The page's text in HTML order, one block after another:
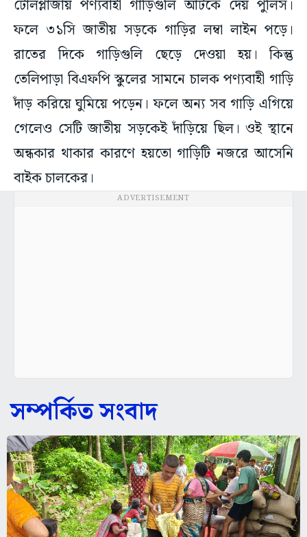
টোলপ্লাজায় পণ্যবাহী গাড়িগুলি আটকে দেয় পুলিস।
ফলে ৩১সি জাতীয় সড়কে গাড়ির লম্বা লাইন পড়ে।
রাতের দিকে গাড়িগুলি ছেড়ে দেওয়া হয়। কিন্তু
তেলিপাড়া বিএফপি স্কুলের সামনে চালক পণ্যবাহী গাড়ি
দাঁড় করিয়ে ঘুমিয়ে পড়েন। ফলে অন্য সব গাড়ি এগিয়ে
গেলেও সেটি জাতীয় সড়কেই দাঁড়িয়ে ছিল। ওই স্থানে
অন্ধকার থাকার কারণে হয়তো গাড়িটি নজরে আসেনি
বাইক চালকের।
ADVERTISEMENT
সম্পর্কিত সংবাদ